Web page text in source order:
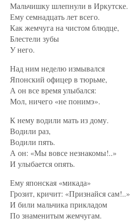
Мальчишку шлепнули в Иркутске.
Ему семнадцать лет всего.
Как жемчуга на чистом блюдце,
Блестели зубы
У него.
Над ним неделю измывался
Японский офицер в тюрьме,
А он все время улыбался:
Мол, ничего «не понимэ».
К нему водили мать из дому.
Водили раз,
Водили пять.
А он: «Мы вовсе незнакомы!..»
И улыбается опять.
Ему японская «микада»
Грозит, кричит: «Признайся сам!..»
И били мальчика прикладом
По знаменитым жемчугам.